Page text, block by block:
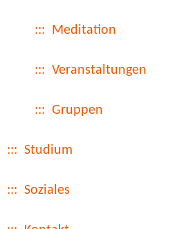
::: Meditation
::: Veranstaltungen
::: Gruppen
::: Studium
::: Soziales